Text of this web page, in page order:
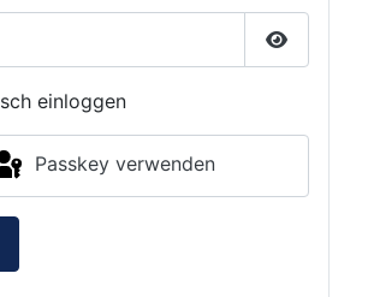
Passwort
einloggen
Passkey verwenden